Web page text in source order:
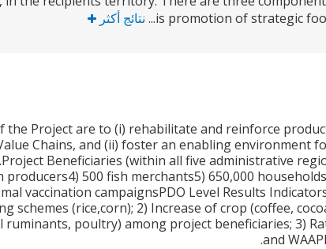
is promotion of strategic
نتائج أكثر
the Project are to (i) rehabilitate and reinforce
Chains, and (ii) foster an enabling
Beneficiaries (within all five administrative
producers4) 500 fish merchants5) 650,000
vaccination campaignsPDO Level Results
schemes (rice,corn); 2) Increase of crop (coffee,
poultry) among project beneficiaries; 3)
and